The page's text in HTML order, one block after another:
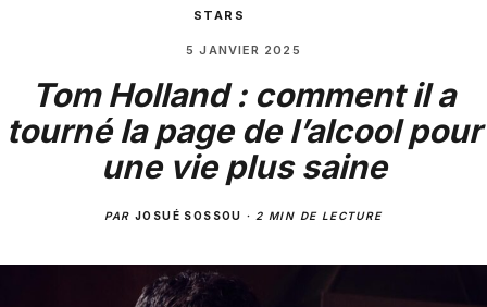
STARS
5 JANVIER 2025
Tom Holland : comment il a
tourné la page de l’alcool pour
une vie plus saine
PARJOSUÉ SOSSOU · 2 MIN DE LECTURE